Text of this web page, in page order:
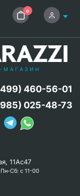
0
11Ас47
Сб: с 11-00
460-56-01
025-48-73